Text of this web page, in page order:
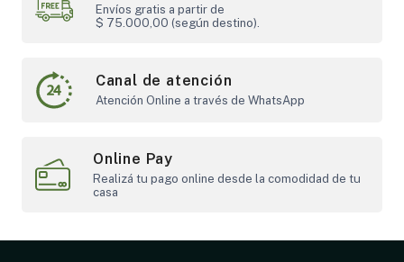
Envíos gratis a partir de
$ 75.000,00 (según destino).
Canal de atención
Atención Online a través de WhatsApp
Online Pay
Realizá tu pago online desde la comodidad de tu
casa